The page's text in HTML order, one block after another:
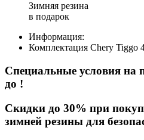
Зимняя резина
в подарок
Информация:
Комплектация Chery Tiggo
Специальные условия на
до !
Скидки до 30% при
зимней резины для